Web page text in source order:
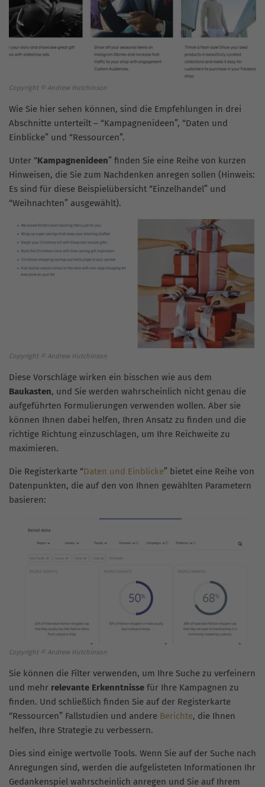
Copyright © Andrew Hutchinson
Wie Sie hier sehen können, sind die Empfehlungen in drei
Abschnitte unterteilt – “Kampagnenideen”, “Daten und
Einblicke” und “Ressourcen”.
Unter “Kampagnenideen” finden Sie eine Reihe von kurzen
Hinweisen, die Sie zum Nachdenken anregen sollen (Hinweis:
Es sind für diese Beispielübersicht “Einzelhandel” und
“Weihnachten” ausgewählt).
Copyright © Andrew Hutchinson
Diese Vorschläge wirken ein bisschen wie aus dem
Baukasten, und Sie werden wahrscheinlich nicht genau die
aufgeführten Formulierungen verwenden wollen. Aber sie
können Ihnen dabei helfen, Ihren Ansatz zu finden und die
richtige Richtung einzuschlagen, um Ihre Reichweite zu
maximieren.
Die Registerkarte “Daten und Einblicke” bietet eine Reihe von
Datenpunkten, die auf den von Ihnen gewählten Parametern
basieren:
Copyright © Andrew Hutchinson
Sie können die Filter verwenden, um Ihre Suche zu verfeinern
und mehr relevante Erkenntnisse für Ihre Kampagnen zu
finden. Und schließlich finden Sie auf der Registerkarte
“Ressourcen” Fallstudien und andere Berichte, die Ihnen
helfen, Ihre Strategie zu verbessern.
Dies sind einige wertvolle Tools. Wenn Sie auf der Suche nach
Anregungen sind, werden die aufgelisteten Informationen Ihr
Gedankenspiel wahrscheinlich anregen und Sie auf Ihrem